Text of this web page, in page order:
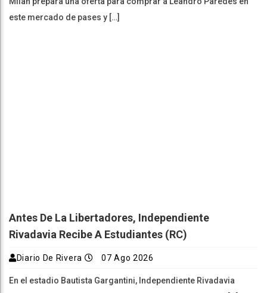
este mercado de pases y […]
Antes De La Libertadores, Independiente
Rivadavia Recibe A Estudiantes (RC)
Diario De Rivera 07 Ago 2026
En el estadio Bautista Gargantini, Independiente Rivadavia